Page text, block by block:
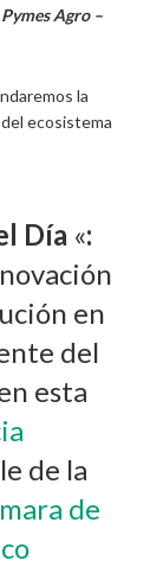
Pymes Agro –
la
ecosistema
Día «:
en
del
esta
de la
de